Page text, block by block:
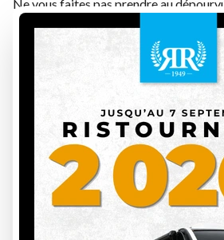
Ne vous faites pas prendre au
histoire rocambolesque, préparez
façon et pour ce faire voici quelques
Préparer votre aventure : quoi
minutieuse pour garantir une
sécuritaire. Voici quelques points
compte :
1. Assurez-vous que votre VR est
- Isolation : Une bonne isolation
pour maintenir une température